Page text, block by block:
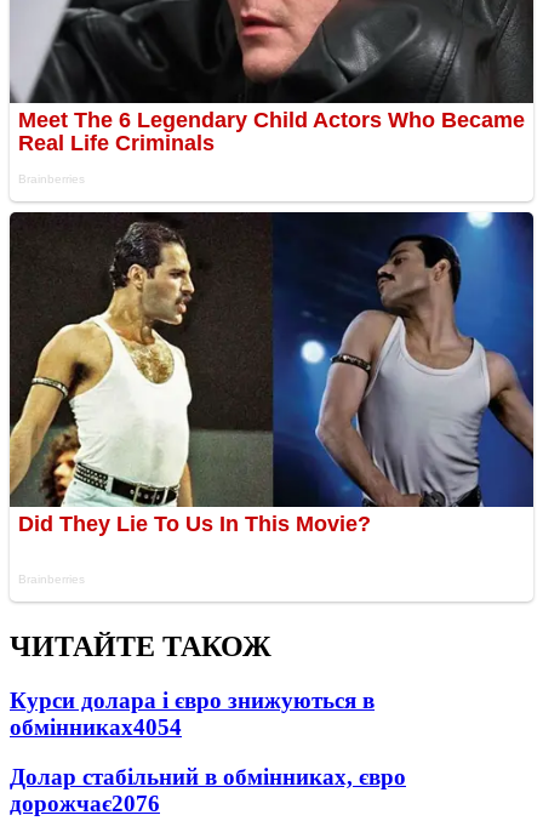
ЧИТАЙТЕ ТАКОЖ
Курси долара і євро знижуються в
обмінниках4054
Долар стабільний в обмінниках, євро
дорожчає2076